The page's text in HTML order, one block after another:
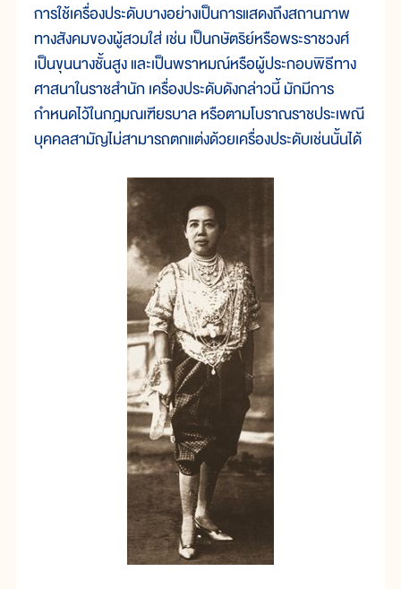
การใช้เครื่องประดับบางอย่างเป็นการแสดงถึงสถานภาพ
ทางสังคมของผู้สวมใส่ เช่น เป็นกษัตริย์หรือพระราชวงศ์
เป็นขุนนางชั้นสูง และเป็นพราหมณ์หรือผู้ประกอบพิธีทาง
ศาสนาในราชสำนัก เครื่องประดับดังกล่าวนี้ มักมีการ
กำหนดไว้ในกฎมณเฑียรบาล หรือตามโบราณราชประเพณี
บุคคลสามัญไม่สามารถตกแต่งด้วยเครื่องประดับเช่นนั้นได้